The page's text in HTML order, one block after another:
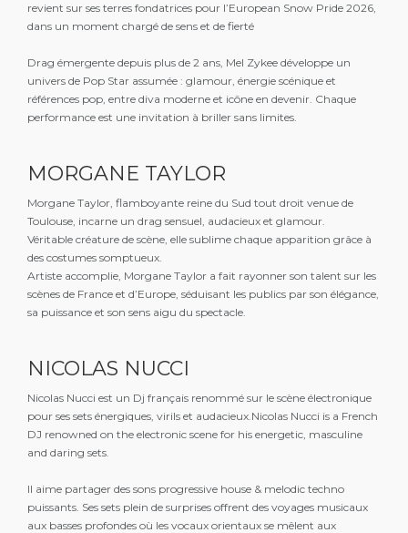
revient sur ses terres fondatrices pour l’European Snow Pride 2026,
dans un moment chargé de sens et de fierté
Drag émergente depuis plus de 2 ans, Mel Zykee développe un
univers de Pop Star assumée : glamour, énergie scénique et
références pop, entre diva moderne et icône en devenir. Chaque
performance est une invitation à briller sans limites.
MORGANE TAYLOR
Morgane Taylor, flamboyante reine du Sud tout droit venue de
Toulouse, incarne un drag sensuel, audacieux et glamour.
Véritable créature de scène, elle sublime chaque apparition grâce à
des costumes somptueux.
Artiste accomplie, Morgane Taylor a fait rayonner son talent sur les
scènes de France et d’Europe, séduisant les publics par son élégance,
sa puissance et son sens aigu du spectacle.
NICOLAS NUCCI
Nicolas Nucci est un Dj français renommé sur le scène électronique
pour ses sets énergiques, virils et audacieux.Nicolas Nucci is a French
DJ renowned on the electronic scene for his energetic, masculine
and daring sets.
Il aime partager des sons progressive house & melodic techno
puissants. Ses sets plein de surprises offrent des voyages musicaux
aux basses profondes où les vocaux orientaux se mêlent aux